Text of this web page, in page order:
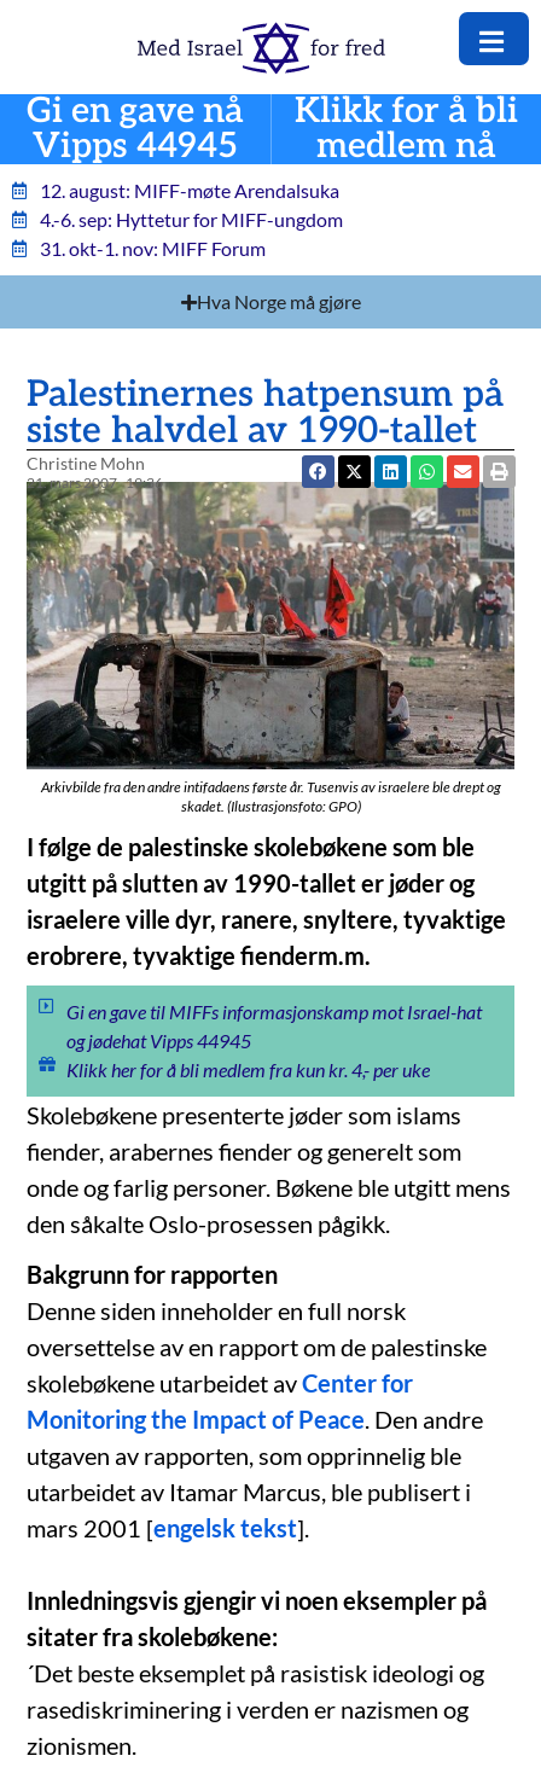
Gi en gave nå
Vipps 44945
Klikk for å bli
medlem nå
12. august: MIFF-møte Arendalsuka
4.-6. sep: Hyttetur for MIFF-ungdom
31. okt-1. nov: MIFF Forum
Hva Norge må gjøre
Palestinernes hatpensum på
siste halvdel av 1990-tallet
Christine Mohn
21. mars 2007 19:36
Arkivbilde fra den andre intifadaens første år. Tusenvis av israelere ble drept og
skadet. (Ilustrasjonsfoto: GPO)
I følge de palestinske skolebøkene som ble
utgitt på slutten av 1990-tallet er jøder og
israelere ville dyr, ranere, snyltere, tyvaktige
erobrere, tyvaktige fienderm.m.
Gi en gave til MIFFs informasjonskamp mot Israel-hat
og jødehat Vipps 44945
Klikk her for å bli medlem fra kun kr. 4,- per uke
Skolebøkene presenterte jøder som islams
fiender, arabernes fiender og generelt som
onde og farlig personer. Bøkene ble utgitt mens
den såkalte Oslo-prosessen pågikk.
Bakgrunn for rapporten
Denne siden inneholder en full norsk
oversettelse av en rapport om de palestinske
skolebøkene utarbeidet avCenter for
Monitoring the Impact of Peace . Den andre
utgaven av rapporten, som opprinnelig ble
utarbeidet av Itamar Marcus, ble publisert i
mars 2001 [engelsk tekst].
Innledningsvis gjengir vi noen eksempler på
sitater fra skolebøkene:
´Det beste eksemplet på rasistisk ideologi og
rasediskriminering i verden er nazismen og
zionismen.